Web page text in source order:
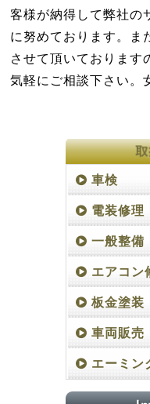
客様が納得して弊社の
に努めております。ま
させて頂いております
気軽にご相談下さい。
車検
電装修理
一般整備
エアコン
板金塗装
車両販売
エーミン